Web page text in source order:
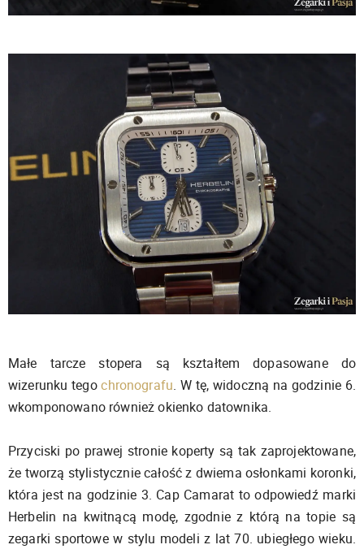
Małe tarcze stopera są kształtem dopasowane do
wizerunku tegochronografu. W tę, widoczną na godzinie 6.
wkomponowano również okienko datownika.
Przyciski po prawej stronie koperty są tak zaprojektowane,
że tworzą stylistycznie całość z dwiema osłonkami koronki,
która jest na godzinie 3. Cap Camarat to odpowiedź marki
Herbelin na kwitnącą modę, zgodnie z którą na topie są
zegarki sportowe w stylu modeli z lat 70. ubiegłego wieku.